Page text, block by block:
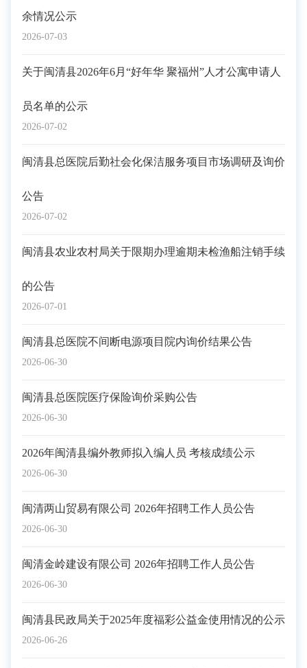
2026-07-03
余情况公示
2026-07-02
关于闽清县2026年6月“好年华 聚福州”人才公寓申请人
员名单的公示
2026-07-02
闽清县总医院后勤社会化保洁服务项目市场调研及询价
公告
2026-07-01
闽清县农业农村局关于限期办理逾期未检渔船注销手续
的公告
2026-06-30
闽清县总医院不间断电源项目院内询价结果公告
2026-06-30
闽清县总医院医疗保险询价采购公告
2026-06-30
2026年闽清县编外教师拟入编人员 考核成绩公示
2026-06-30
闽清两山贸易有限公司 2026年招聘工作人员公告
2026-06-30
闽清金岭建设有限公司 2026年招聘工作人员公告
2026-06-26
闽清县民政局关于2025年度福彩公益金使用情况的公示